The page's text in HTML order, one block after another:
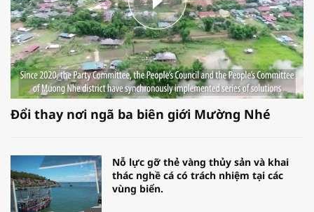
Đổi thay nơi ngã ba biên giới Mường Nhé
Nỗ lực gỡ thẻ vàng thủy sản và khai
thác nghề cá có trách nhiệm tại các
vùng biển.